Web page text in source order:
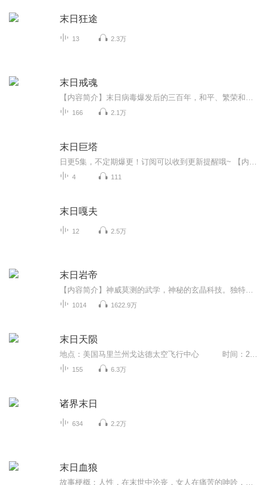
末日狂途
13 2.3万
末日戒魂
166 2.1万
末日巨塔
4 111
末日嘎夫
12 2.5万
末日岩帝
1014 1622.9万
末日天陨
155 6.3万
诸界末日
634 2.2万
末日血狼